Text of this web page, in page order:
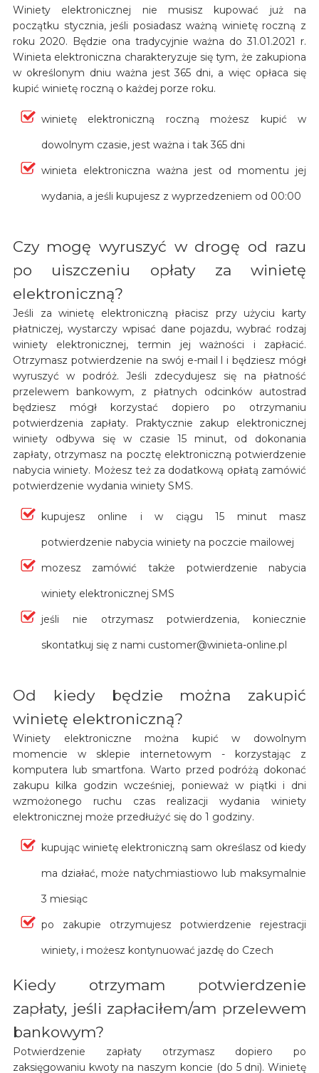
Winiety elektronicznej nie musisz kupować już na
początku stycznia, jeśli posiadasz ważną winietę roczną z
roku 2020. Będzie ona tradycyjnie ważna do 31.01.2021 r.
Winieta elektroniczna charakteryzuje się tym, że zakupiona
w określonym dniu ważna jest 365 dni, a więc opłaca się
kupić winietę roczną o każdej porze roku.
winietę elektroniczną roczną możesz kupić w
dowolnym czasie, jest ważna i tak 365 dni
winieta elektroniczna ważna jest od momentu jej
wydania, a jeśli kupujesz z wyprzedzeniem od 00:00
Czy mogę wyruszyć w drogę od razu
po uiszczeniu opłaty za winietę
elektroniczną?
Jeśli za winietę elektroniczną płacisz przy użyciu karty
płatniczej, wystarczy wpisać dane pojazdu, wybrać rodzaj
winiety elektronicznej, termin jej ważności i zapłacić.
Otrzymasz potwierdzenie na swój e-mail l i będziesz mógł
wyruszyć w podróż. Jeśli zdecydujesz się na płatność
przelewem bankowym, z płatnych odcinków autostrad
będziesz mógł korzystać dopiero po otrzymaniu
potwierdzenia zapłaty. Praktycznie zakup elektronicznej
winiety odbywa się w czasie 15 minut, od dokonania
zapłaty, otrzymasz na pocztę elektroniczną potwierdzenie
nabycia winiety. Możesz też za dodatkową opłatą zamówić
potwierdzenie wydania winiety SMS.
kupujesz online i w ciągu 15 minut masz
potwierdzenie nabycia winiety na poczcie mailowej
mozesz zamówić także potwierdzenie nabycia
winiety elektronicznej SMS
jeśli nie otrzymasz potwierdzenia, koniecznie
skontatkuj się z nami customer@winieta-online.pl
Od kiedy będzie można zakupić
winietę elektroniczną?
Winiety elektroniczne można kupić w dowolnym
momencie w sklepie internetowym - korzystając z
komputera lub smartfona. Warto przed podróżą dokonać
zakupu kilka godzin wcześniej, ponieważ w piątki i dni
wzmożonego ruchu czas realizacji wydania winiety
elektronicznej może przedłużyć się do 1 godziny.
kupując winietę elektroniczną sam określasz od kiedy
ma działać, może natychmiastiowo lub maksymalnie
3 miesiąc
po zakupie otrzymujesz potwierdzenie rejestracji
winiety, i możesz kontynuować jazdę do Czech
Kiedy otrzymam potwierdzenie
zapłaty, jeśli zapłaciłem/am przelewem
bankowym?
Potwierdzenie zapłaty otrzymasz dopiero po
zaksięgowaniu kwoty na naszym koncie (do 5 dni). Winietę